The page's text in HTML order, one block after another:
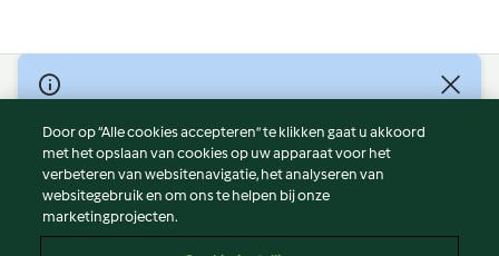
© Copyright 2026
Gebruiksvoorwaarden
Privacybeleid
Disclaimer
Colofon
Door op “Alle cookies accepteren” te klikken gaat u akkoord
met het opslaan van cookies op uw apparaat voor het
verbeteren van websitenavigatie, het analyseren van
websitegebruik en om ons te helpen bij onze
marketingprojecten.